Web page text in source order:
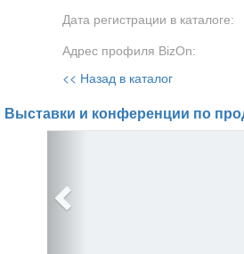
Дата регистрации в каталоге:
Адрес профиля BizOn:
<< Назад в каталог
Выставки и конференции по